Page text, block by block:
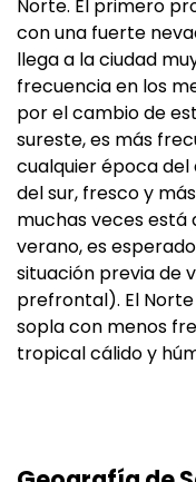
Norte. El primero
con una fuerte
llega a la ciudad
frecuencia en los
por el cambio de
sureste, es más
cualquier época del
del sur, fresco y
muchas veces
verano, es
situación previa de
prefrontal). El
sopla con menos
tropical cálido y